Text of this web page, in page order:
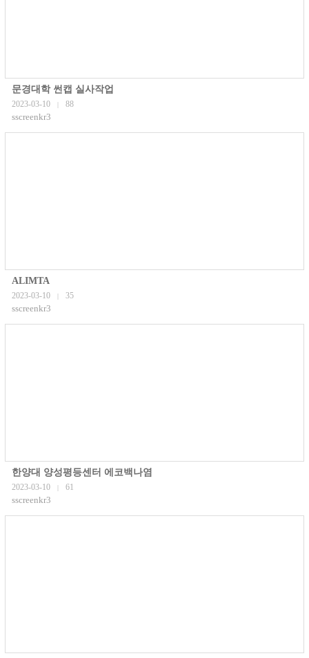
문경대학 썬캡 실사작업
2023-03-10 88
sscreenkr3
ALIMTA
2023-03-10 35
sscreenkr3
한양대 양성평등센터 에코백나염
2023-03-10 61
sscreenkr3